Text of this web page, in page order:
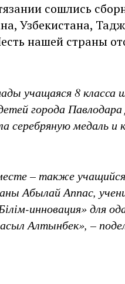
сошлись
Узбекистана,
нашей страны
учащаяся 8 класса
города
серебряную медаль и
– также учащийся
Абылай Аппас,
инновация» для
Алтынбек», –